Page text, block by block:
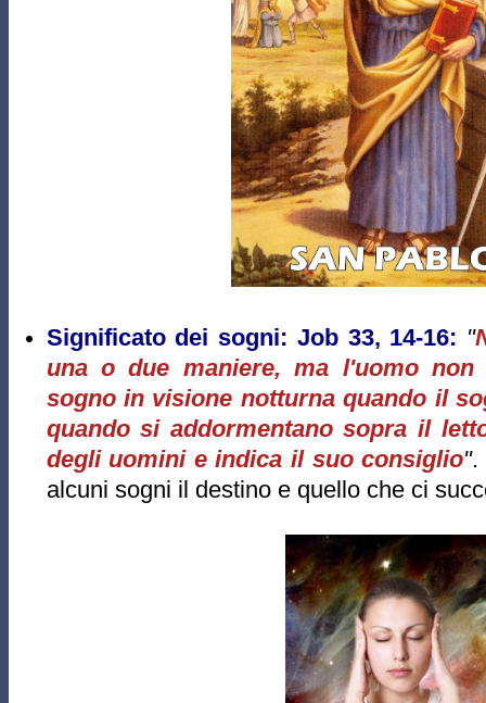
Significato dei sogni: Job 33, 14-16: "
una o due maniere, ma l'uomo non
sogno in visione notturna quando il
quando si addormentano sopra il
degli uomini e indica il suo consiglio".
alcuni sogni il destino e quello che ci